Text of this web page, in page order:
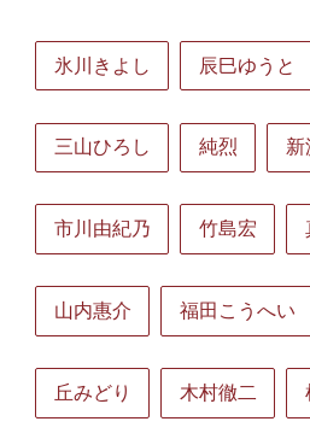
氷川きよし 辰巳ゆうと
三山ひろし 純烈 新
市川由紀乃 竹島宏
山内惠介 福田こうへい
丘みどり 木村徹二